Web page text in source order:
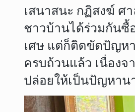
เสนาสนะ กฏิสงฆ์ ศ
ชาวบ้านได้ร่วมกันซื้
เศษ แต่ก็ติดขัดปัญห
ครบถ้วนแล้ว เนื่องจ
ปล่อยให้เป็นปัญหาน